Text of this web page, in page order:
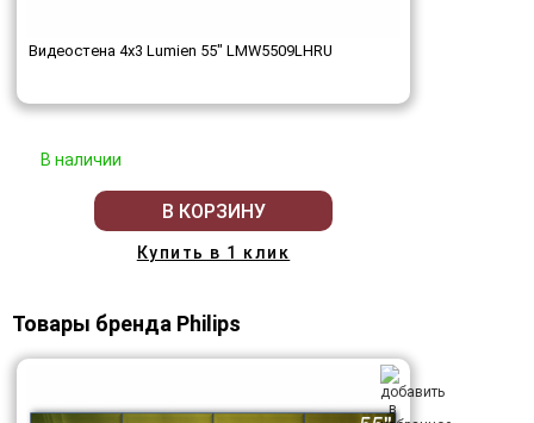
Видеостена 4x3 Lumien 55" LMW5509LHRU
В наличии
В КОРЗИНУ
Купить в 1 клик
Товары бренда Philips